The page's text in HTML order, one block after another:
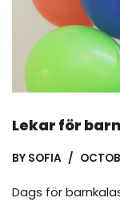
Lekar för
BY SOFIA
Dags för